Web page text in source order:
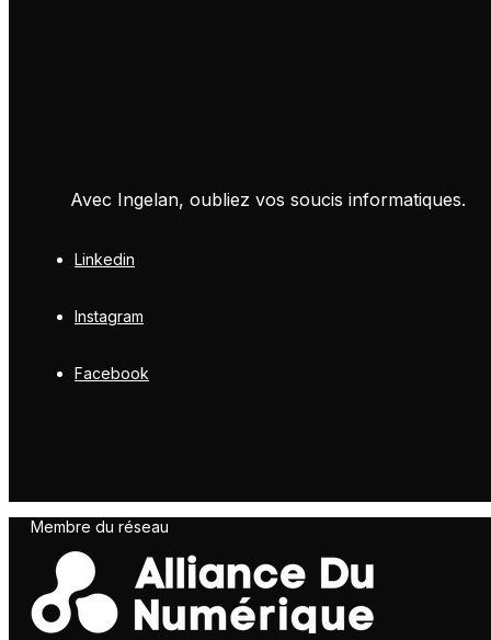
Avec Ingelan, oubliez vos soucis informatiques.
Linkedin
Instagram
Facebook
Membre du réseau